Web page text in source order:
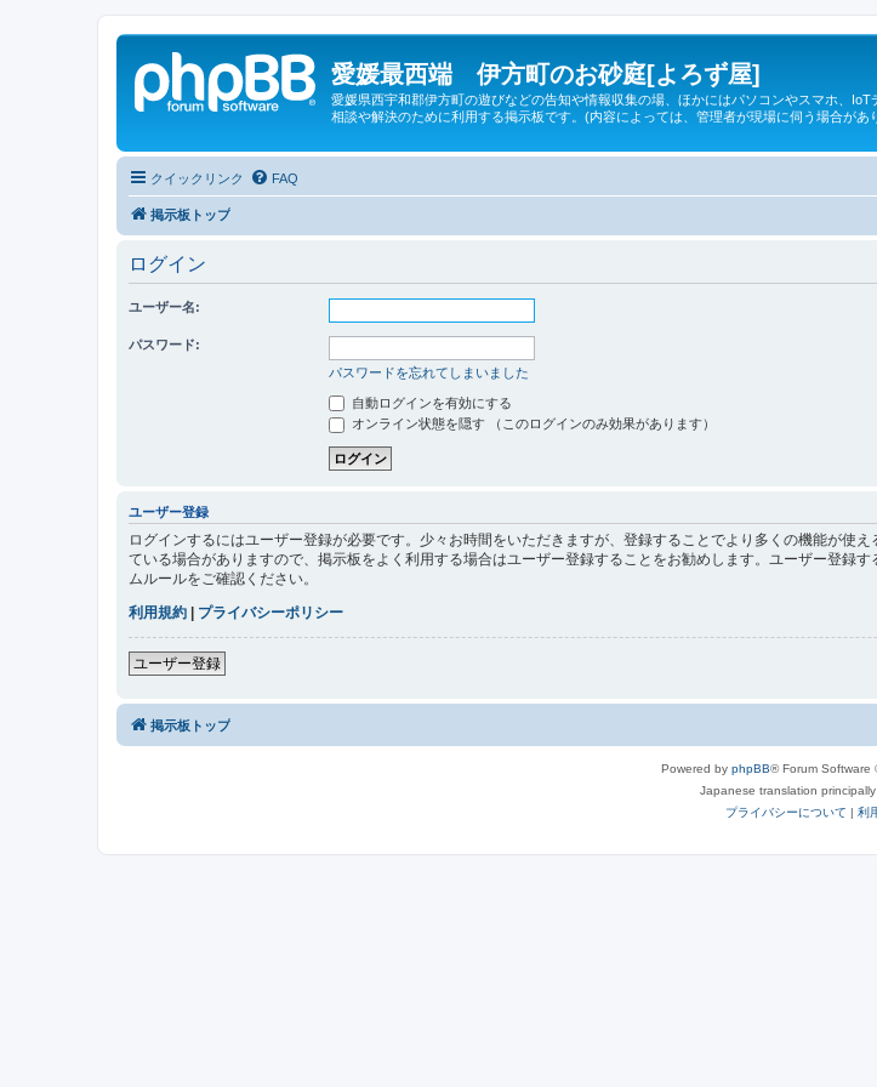
愛媛最西端 伊方町のお砂庭[よろず屋]
愛媛県西宇和郡伊方町の遊びなどの告知や情報収集の場、ほかにはパソコンやスマホ、IoT
相談や解決のために利用する掲示板です。(内容によっては、管理者が現場に伺う場合があ
クイックリンク FAQ
掲示板トップ
ログイン
ユーザー名:
パスワード:
パスワードを忘れてしまいました
自動ログインを有効にする
オンライン状態を隠す （このログインのみ効果があります）
ユーザー登録
ログインするにはユーザー登録が必要です。少々お時間をいただきますが、登録することでより多くの機能が使
ている場合がありますので、掲示板をよく利用する場合はユーザー登録することをお勧めします。ユーザー登録
ムルールをご確認ください。
利用規約
プライバシーポリシー
ユーザー登録
掲示板トップ
Powered by phpBB® Forum Software
Japanese translation
プライバシーについて | 利